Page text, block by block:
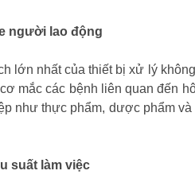
người lao động
lớn nhất của thiết bị xử lý
mắc các bệnh liên quan đến
như thực phẩm, dược phẩm
suất làm việc